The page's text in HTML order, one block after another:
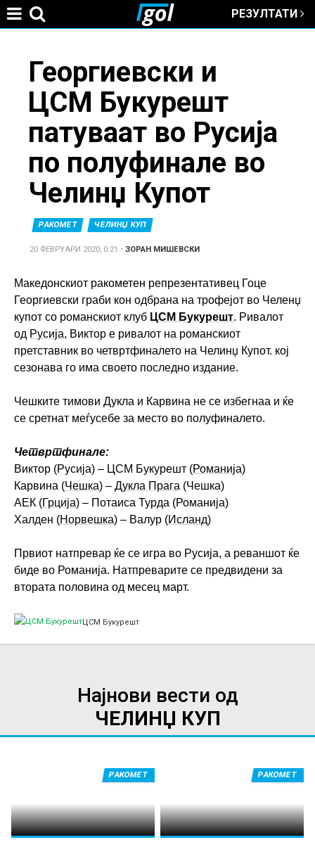
РЕЗУЛТАТИ
here
Георгиевски и
ЦСМ Букурешт
патуваат во Русија
по полуфинале во
Челинџ Купот
РАКОМЕТ ЧЕЛИНЏ КУП
20 ФЕВРУАРИ 2020, 0:21 •ЗОРАН МИШЕВСКИ
Maкедонскиот ракометен репрезентативец Гоце
Георгиевски граби кон одбрана на трофејот во Челенџ
купот со романскиот клуб ЦСМ Букурешт. Ривалот
од Русија, Виктор е ривалот на романскиот
претставник во четвртфиналето на Челинџ Купот. кој
сезонава го има своето последно издание.
Чешките тимови Дукла и Карвина не се избегнаа и ќе
се сретнат меѓусебе за место во полуфиналето.
Четвртфинале:
Виктор (Русија) – ЦСМ Букурешт (Романија)
Карвина (Чешка) – Дукла Прага (Чешка)
АЕК (Грција) – Потаиса Турда (Романија)
Халден (Норвешка) – Валур (Исланд)
Првиот натпревар ќе се игра во Русија, а реваншот ќе
биде во Романија. Натпреварите се предвидени за
втората половина од месец март.
ЦСМ Букурешт
Најнови вести од
ЧЕЛИНЏ КУП
РАКОМЕТ РАКОМЕТ